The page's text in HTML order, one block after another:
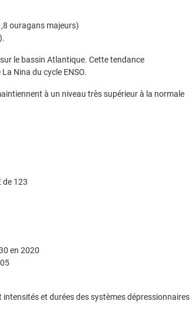
ouragans majeurs)
le bassin Atlantique. Cette tendance
Nina du cycle ENSO.
à un niveau très supérieur à la normale
de 123
en 2020
et durées des systèmes dépressionnaires